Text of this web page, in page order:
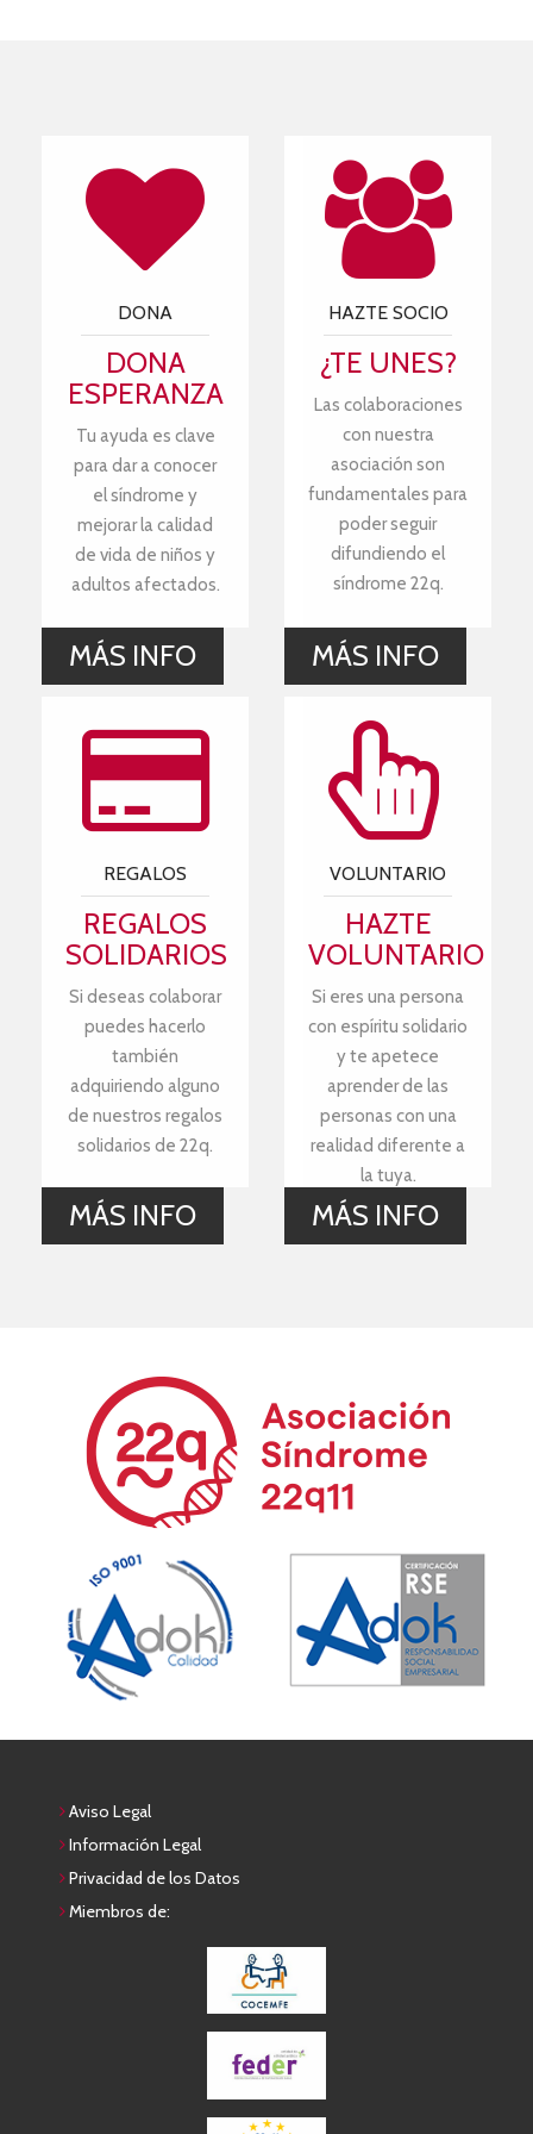
DONA
DONA
ESPERANZA
Tu ayuda es clave
para dar a conocer
el síndrome y
mejorar la calidad
de vida de niños y
adultos afectados.
MÁS INFO
HAZTE SOCIO
¿TE UNES?
Las colaboraciones
con nuestra
asociación son
fundamentales para
poder seguir
difundiendo el
síndrome 22q.
MÁS INFO
REGALOS
REGALOS
SOLIDARIOS
Si deseas colaborar
puedes hacerlo
también
adquiriendo alguno
de nuestros regalos
solidarios de 22q.
MÁS INFO
VOLUNTARIO
HAZTE
VOLUNTARIO
Si eres una persona
con espíritu solidario
y te apetece
aprender de las
personas con una
realidad diferente a
la tuya.
MÁS INFO
Aviso Legal
Información Legal
Privacidad de los Datos
Miembros de: